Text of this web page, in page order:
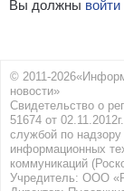
Вы должны
© 2011-
новости»
Свидетельство о
51674 от
службой по
информационных
коммуникаций
Учредитель: ООО